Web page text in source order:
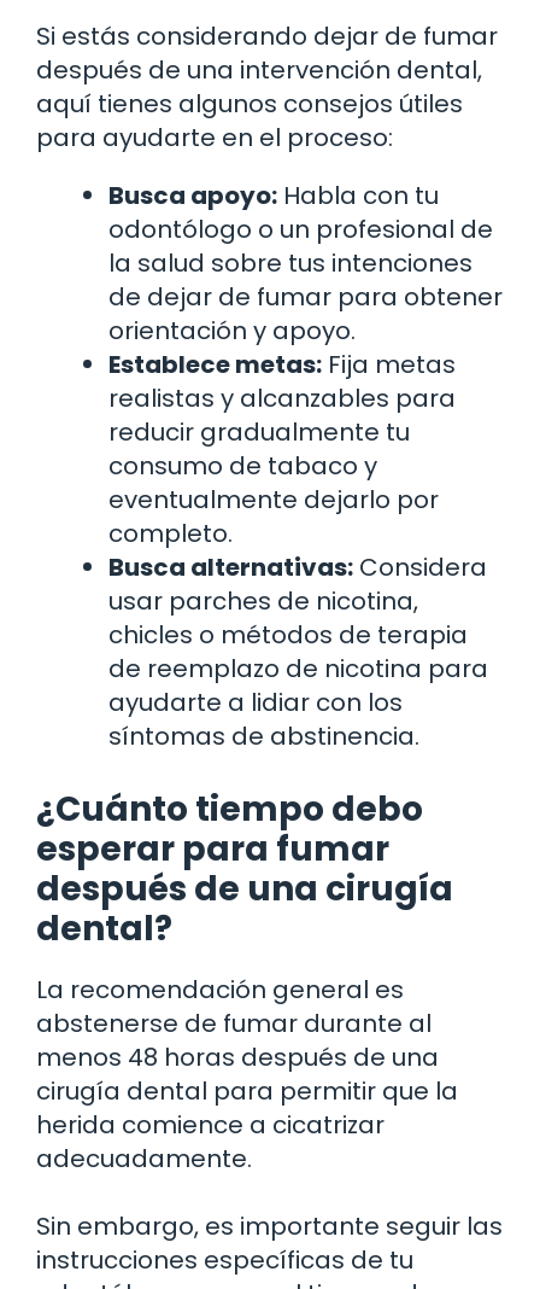
Si estás considerando dejar de fumar
después de una intervención dental,
aquí tienes algunos consejos útiles
para ayudarte en el proceso:
Busca apoyo: Habla con tu
odontólogo o un profesional de
la salud sobre tus intenciones
de dejar de fumar para obtener
orientación y apoyo.
Establece metas: Fija metas
realistas y alcanzables para
reducir gradualmente tu
consumo de tabaco y
eventualmente dejarlo por
completo.
Busca alternativas: Considera
usar parches de nicotina,
chicles o métodos de terapia
de reemplazo de nicotina para
ayudarte a lidiar con los
síntomas de abstinencia.
¿Cuánto tiempo debo
esperar para fumar
después de una cirugía
dental?
La recomendación general es
abstenerse de fumar durante al
menos 48 horas después de una
cirugía dental para permitir que la
herida comience a cicatrizar
adecuadamente.
Sin embargo, es importante seguir las
instrucciones específicas de tu